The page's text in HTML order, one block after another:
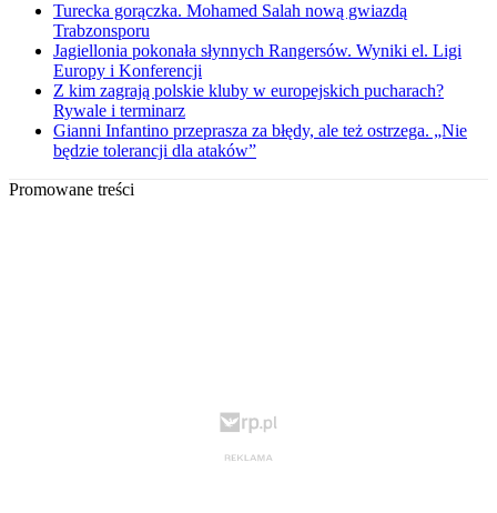
Turecka gorączka. Mohamed Salah nową gwiazdą
Trabzonsporu
Jagiellonia pokonała słynnych Rangersów. Wyniki el. Ligi
Europy i Konferencji
Z kim zagrają polskie kluby w europejskich pucharach?
Rywale i terminarz
Gianni Infantino przeprasza za błędy, ale też ostrzega. „Nie
będzie tolerancji dla ataków”
Promowane treści